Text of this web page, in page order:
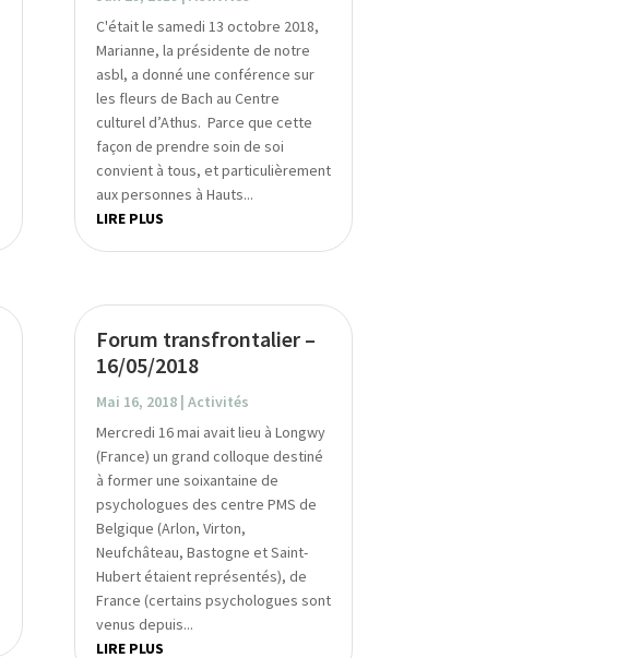
C'était le samedi 13 octobre 2018,
Marianne, la présidente de notre
asbl, a donné une conférence sur
les fleurs de Bach au Centre
culturel d’Athus. Parce que cette
façon de prendre soin de soi
convient à tous, et particulièrement
aux personnes à Hauts...
LIRE PLUS
Forum transfrontalier –
16/05/2018
Mai 16, 2018| Activités
Mercredi 16 mai avait lieu à Longwy
(France) un grand colloque destiné
à former une soixantaine de
psychologues des centre PMS de
Belgique (Arlon, Virton,
Neufchâteau, Bastogne et Saint-
Hubert étaient représentés), de
France (certains psychologues sont
venus depuis...
LIRE PLUS